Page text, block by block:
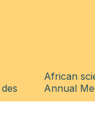
African
Annual